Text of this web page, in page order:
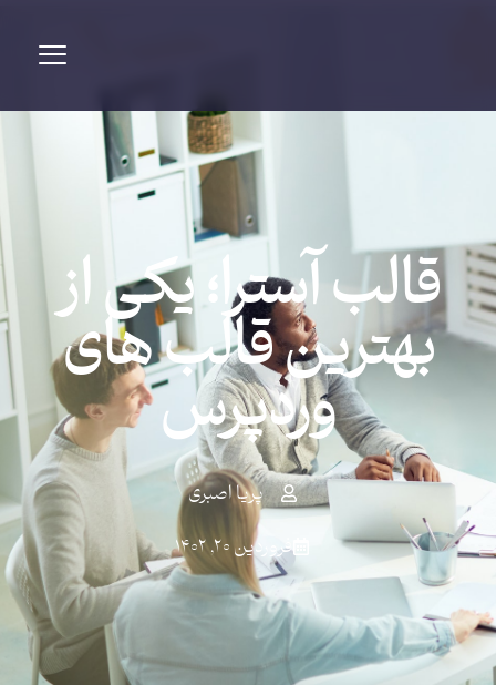
قالب آسترا؛ یکی از
بهترین قالب های
وردپرس
پریا اصبری
فروردین ۲۰, ۱۴۰۲